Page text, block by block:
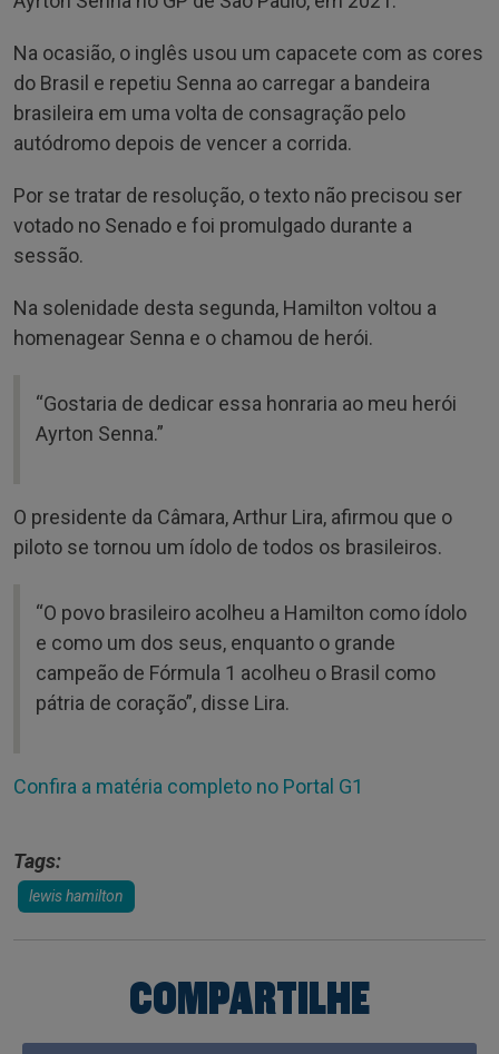
Na ocasião, o inglês usou um capacete com as cores
do Brasil e repetiu Senna ao carregar a bandeira
brasileira em uma volta de consagração pelo
autódromo depois de vencer a corrida.
Por se tratar de resolução, o texto não precisou ser
votado no Senado e foi promulgado durante a
sessão.
Na solenidade desta segunda, Hamilton voltou a
homenagear Senna e o chamou de herói.
“Gostaria de dedicar essa honraria ao meu herói
Ayrton Senna.”
O presidente da Câmara, Arthur Lira, afirmou que o
piloto se tornou um ídolo de todos os brasileiros.
“O povo brasileiro acolheu a Hamilton como ídolo
e como um dos seus, enquanto o grande
campeão de Fórmula 1 acolheu o Brasil como
pátria de coração”, disse Lira.
Confira a matéria completo no Portal G1
Tags:
lewis hamilton
COMPARTILHE